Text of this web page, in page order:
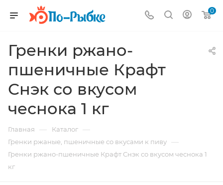
0
Гренки ржано-
пшеничные Крафт
Снэк со вкусом
чеснока 1 кг
Главная — Каталог —
Гренки ржаные, пшеничные со вкусами к пиву —
Гренки ржано-пшеничные Крафт Снэк со вкусом чеснока 1
кг